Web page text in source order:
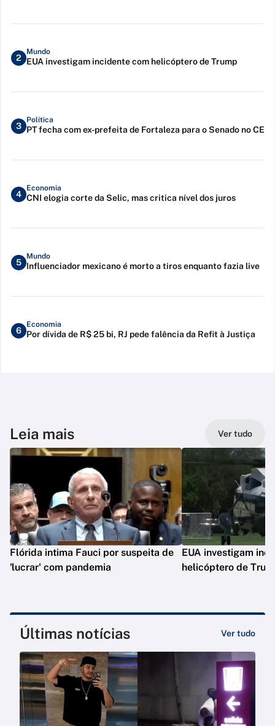
2
Mundo
EUA investigam incidente com helicóptero de Trump
3
Política
PT fecha com ex-prefeita de Fortaleza para o Senado no CE
4
Economia
CNI elogia corte da Selic, mas critica nível dos juros
5
Mundo
Influenciador mexicano é morto a tiros enquanto fazia live
6
Economia
Por dívida de R$ 25 bi, RJ pede falência da Refit à Justiça
Leia mais Ver tudo
Flórida intima Fauci por suspeita de
'lucrar' com pandemia
EUA investigam
helicóptero de
Últimas notícias Ver tudo